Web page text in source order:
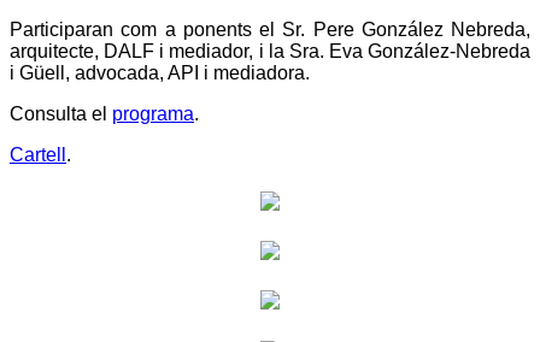
Participaran com a ponents el Sr. Pere González Nebreda,
arquitecte, DALF i mediador, i la Sra. Eva González-Nebreda
i Güell, advocada, API i mediadora.
Consulta el programa.
Cartell .